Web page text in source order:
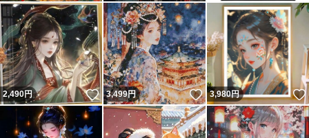
2,490円 いいね！
3,499円 いいね！
3,980円